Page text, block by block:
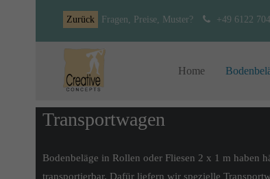
Zurück Fragen, Preise, Muster? +49 6122
Home
Transportwagen
Bodenbeläge in Rollen oder Fliesen 2 x 1 m haben
transportierbar. Dafür liefern wir spezielle